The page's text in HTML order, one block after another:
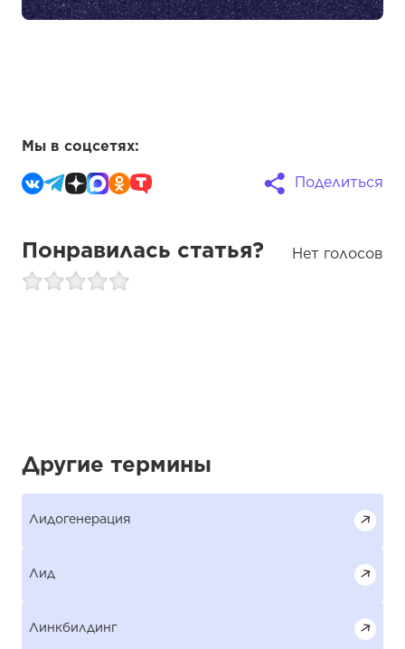
Мы в соцсетях:
Поделиться
Понравилась статья? Нет голосов
Другие термины
Лидогенерация
Лид
Линкбилдинг